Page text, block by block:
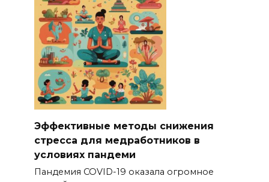
Эффективные методы снижения
стресса для медработников в
условиях пандеми
Пандемия COVID-19 оказала огромное